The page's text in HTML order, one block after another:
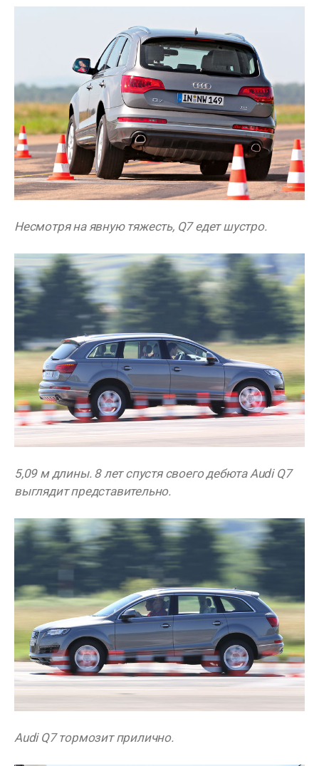
Несмотря на явную тяжесть, Q7 едет шустро.
5,09 м длины. 8 лет спустя своего дебюта Audi Q7
выглядит представительно.
Audi Q7 тормозит прилично.